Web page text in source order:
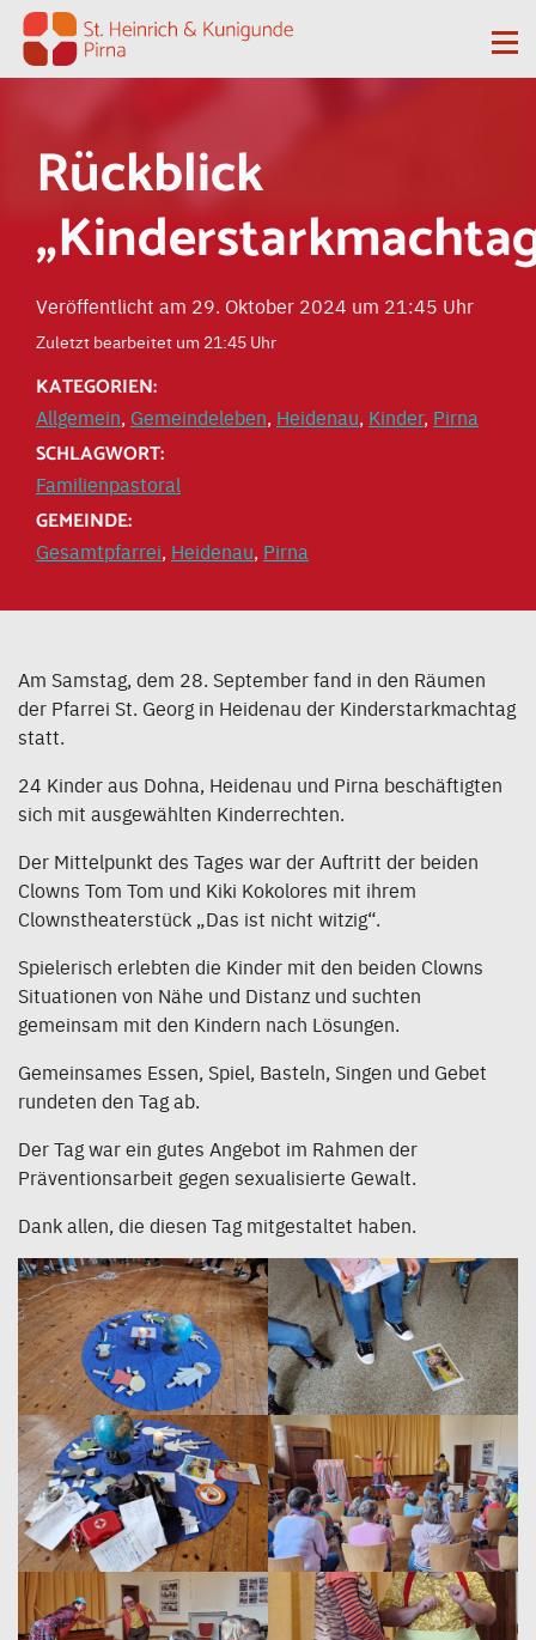
Zum Inhalt springen
Rückblick
Veröffentlicht am 29. Oktober 2024 um 21:45 Uhr
Zuletzt bearbeitet um 21:45 Uhr
KATEGORIEN:
Allgemein, Gemeindeleben, Heidenau, Kinder, Pirna
SCHLAGWORT:
Familienpastoral
GEMEINDE:
Gesamtpfarrei, Heidenau, Pirna
Am Samstag, dem 28. September fand in den Räumen
der Pfarrei St. Georg in Heidenau der Kinderstarkmachtag
statt.
24 Kinder aus Dohna, Heidenau und Pirna beschäftigten
sich mit ausgewählten Kinderrechten.
Der Mittelpunkt des Tages war der Auftritt der beiden
Clowns Tom Tom und Kiki Kokolores mit ihrem
Clownstheaterstück „Das ist nicht witzig“.
Spielerisch erlebten die Kinder mit den beiden Clowns
Situationen von Nähe und Distanz und suchten
gemeinsam mit den Kindern nach Lösungen.
Gemeinsames Essen, Spiel, Basteln, Singen und Gebet
rundeten den Tag ab.
Der Tag war ein gutes Angebot im Rahmen der
Präventionsarbeit gegen sexualisierte Gewalt.
Dank allen, die diesen Tag mitgestaltet haben.